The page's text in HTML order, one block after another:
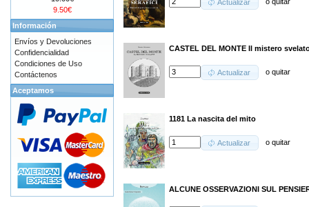
Actualizar
CASTEL DEL MONTE Il mistero
Actualizar oquitar
1181 La nascita del mito
Actualizar oquitar
ALCUNE OSSERVAZIONI SUL
9.50€
Información
Envíos y Devoluciones
Confidencialidad
Condiciones de Uso
Contáctenos
Aceptamos